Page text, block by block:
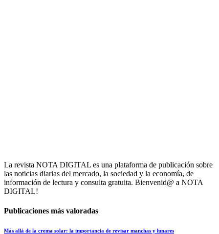
La revista NOTA DIGITAL es una plataforma de publicación sobre
las noticias diarias del mercado, la sociedad y la economía, de
información de lectura y consulta gratuita. Bienvenid@ a NOTA
DIGITAL!
Publicaciones más valoradas
Más allá de la crema solar: la importancia de revisar manchas y lunares